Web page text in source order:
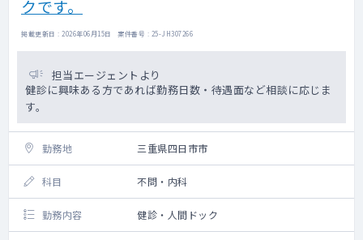
クです。
掲載更新日 : 2026年06月15日 案件番号 : 25-JH307266
担当エージェントより
健診に興味ある方であれば勤務日数・待遇面など相談に応じま
す。
勤務地 三重県四日市市
科目 不問・内科
勤務内容 健診・人間ドック